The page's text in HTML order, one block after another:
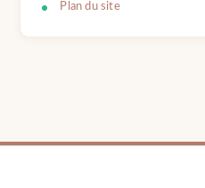
Plan du site